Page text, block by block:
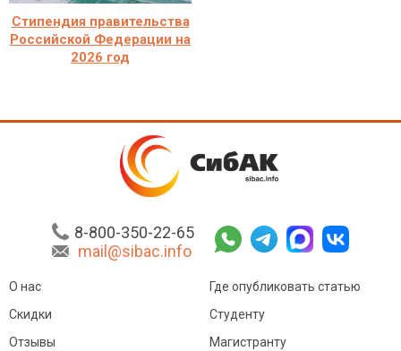
Стипендия правительства
Российской Федерации на
2026 год
8-800-350-22-65
mail@sibac.info
О нас
Скидки
Отзывы
Где опубликовать статью
Студенту
Магистранту